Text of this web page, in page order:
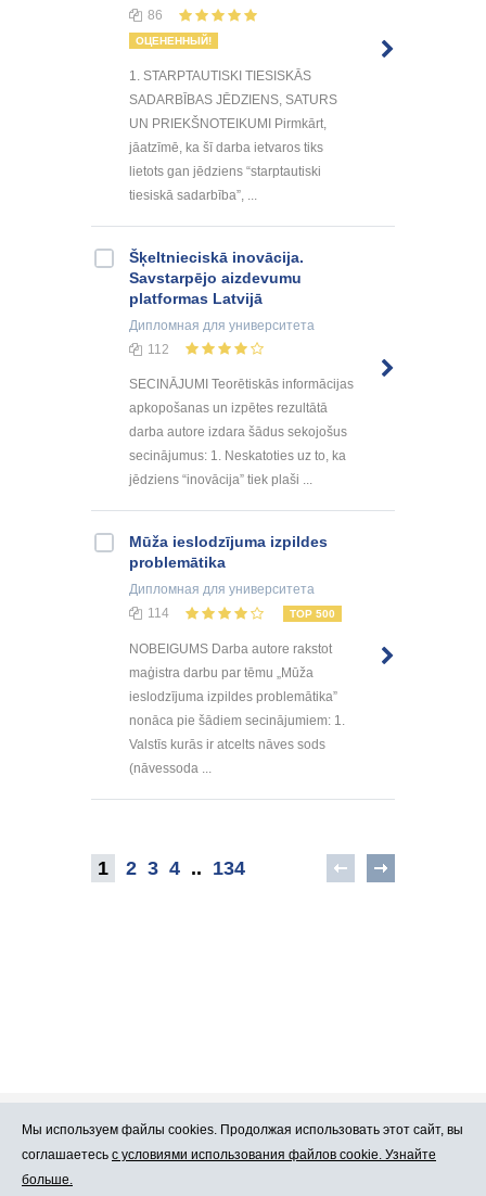
86
ОЦЕНЕННЫЙ!
1. STARPTAUTISKI TIESISKĀS
SADARBĪBAS JĒDZIENS, SATURS
UN PRIEKŠNOTEIKUMI Pirmkārt,
jāatzīmē, ka šī darba ietvaros tiks
lietots gan jēdziens “starptautiski
tiesiskā sadarbība”, ...
Šķeltnieciskā inovācija.
Savstarpējo aizdevumu
platformas Latvijā
Дипломная для университета
112
SECINĀJUMI Teorētiskās informācijas
apkopošanas un izpētes rezultātā
darba autore izdara šādus sekojošus
secinājumus: 1. Neskatoties uz to, ka
jēdziens “inovācija” tiek plaši ...
Mūža ieslodzījuma izpildes
problemātika
Дипломная для университета
114
TOP 500
NOBEIGUMS Darba autore rakstot
maģistra darbu par tēmu „Mūža
ieslodzījuma izpildes problemātika”
nonāca pie šādiem secinājumiem: 1.
Valstīs kurās ir atcelts nāves sods
(nāvessoda ...
1 2 3 4 .. 134
Про Atlants.lv Реклама
Мы используем файлы cookies. Продолжая использовать этот сайт, вы
соглашаетесь с условиями использования файлов cookie. Узнайте
больше.